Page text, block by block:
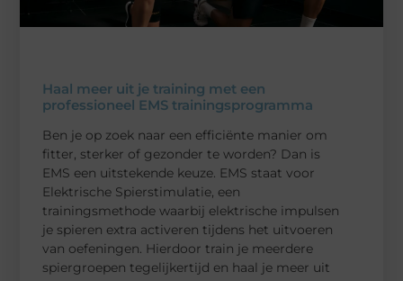
Haal meer uit je training met een
professioneel EMS trainingsprogramma
Ben je op zoek naar een efficiënte manier om
fitter, sterker of gezonder te worden? Dan is
EMS een uitstekende keuze. EMS staat voor
Elektrische Spierstimulatie, een
trainingsmethode waarbij elektrische impulsen
je spieren extra activeren tijdens het uitvoeren
van oefeningen. Hierdoor train je meerdere
spiergroepen tegelijkertijd en haal je meer uit